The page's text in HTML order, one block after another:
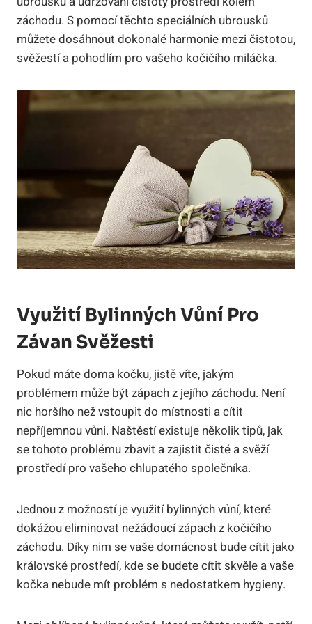
záchodu. S pomocí těchto speciálních ubrousků
můžete dosáhnout dokonalé harmonie mezi čistotou,
svěžestí a pohodlím pro vašeho kočičího miláčka.
Využití Bylinných Vůní Pro
Závan Svěžesti
Pokud máte doma kočku, jistě víte, jakým
problémem může být zápach z jejího záchodu. Není
nic horšího než vstoupit do místnosti a cítit
nepříjemnou vůni. Naštěstí existuje několik tipů, jak
se tohoto problému zbavit a zajistit čisté a svěží
prostředí pro vašeho chlupatého společníka.
Jednou z možností je využití bylinných vůní, které
dokážou eliminovat nežádoucí zápach z kočičího
záchodu. Díky nim se vaše domácnost bude cítit jako
královské prostředí, kde se budete cítit skvěle a vaše
kočka nebude mít problém s nedostatkem hygieny.